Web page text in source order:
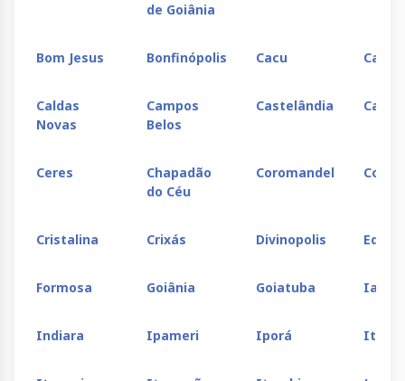
de Goiânia
Bom Jesus Bonfinópolis Cacu
Caldas
Novas
Campos
Belos
Castelândia
Ceres
Chapadão
do Céu
Coromandel
Cristalina Crixás Divinopolis Edéia
Formosa Goiânia Goiatuba
Indiara Ipameri Iporá Itajá